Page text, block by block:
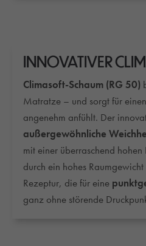
INNOVATIVER
Climasoft-Schaum (RG 50)
Matratze – und sorgt für
angenehm anfühlt. Der
außergewöhnliche
mit einer überraschend
durch ein hohes
Rezeptur, die für eine
ganz ohne störende